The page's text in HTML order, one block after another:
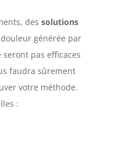
des solutions
générée par
pas efficaces
faudra sûrement
votre méthode.
: